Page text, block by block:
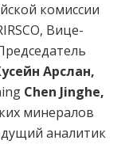
комиссии
Вице-
Арслан,
Chen Jinghe,
минералов
аналитик